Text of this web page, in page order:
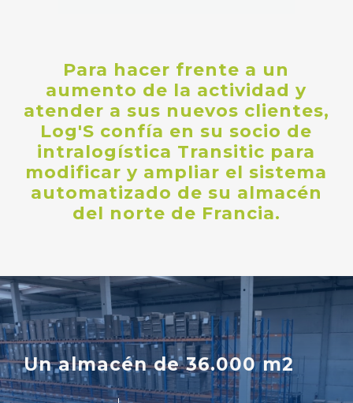
Para hacer frente a un
aumento de la actividad y
atender a sus nuevos clientes,
Log'S confía en su socio de
intralogística Transitic para
modificar y ampliar el sistema
automatizado de su almacén
del norte de Francia.
Un almacén de 36.000 m2